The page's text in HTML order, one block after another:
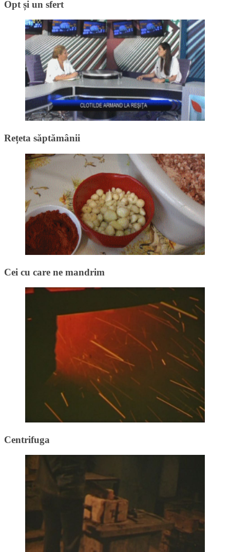
Opt și un sfert
Rețeta săptămânii
Cei cu care ne mandrim
Centrifuga